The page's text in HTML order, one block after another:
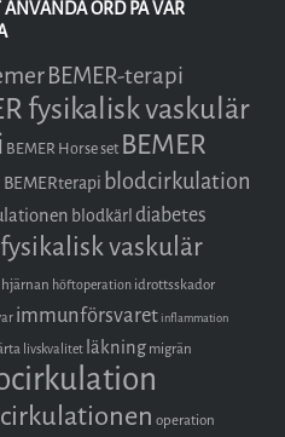
ANVÄNDA ORD PÅ VÅR
BEMER-terapi
fysikalisk vaskulär
BEMER Horse set BEMER
BEMERterapi blodcirkulation
blodkärldiabetes
fysikalisk vaskulär
hjärnan höftoperation idrottsskador
immunförsvaret inflammation
livskvalitet läkning migrän
operation